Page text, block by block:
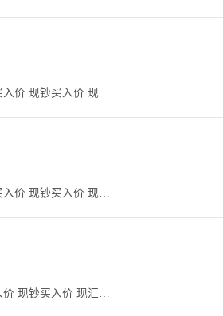
入价 现钞买入价 现…
价 现钞买入价 现…
现钞买入价 现汇…